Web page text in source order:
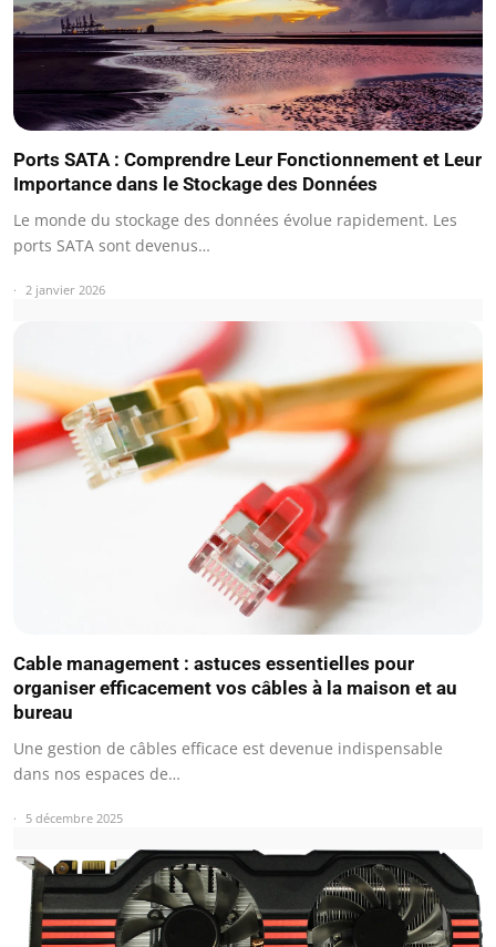
Ports SATA : Comprendre Leur Fonctionnement et Leur
Importance dans le Stockage des Données
Le monde du stockage des données évolue rapidement. Les
ports SATA sont devenus…
2 janvier 2026
Cable management : astuces essentielles pour
organiser efficacement vos câbles à la maison et au
bureau
Une gestion de câbles efficace est devenue indispensable
dans nos espaces de…
5 décembre 2025